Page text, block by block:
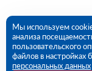
Мы используем
анализа
пользовательского
файлов в настройках
персональных данных